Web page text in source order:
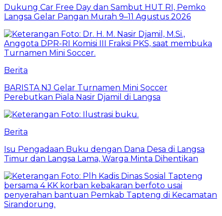
Dukung Car Free Day dan Sambut HUT RI, Pemko
Langsa Gelar Pangan Murah 9–11 Agustus 2026
Berita
BARISTA NJ Gelar Turnamen Mini Soccer
Perebutkan Piala Nasir Djamil di Langsa
Berita
Isu Pengadaan Buku dengan Dana Desa di Langsa
Timur dan Langsa Lama, Warga Minta Dihentikan